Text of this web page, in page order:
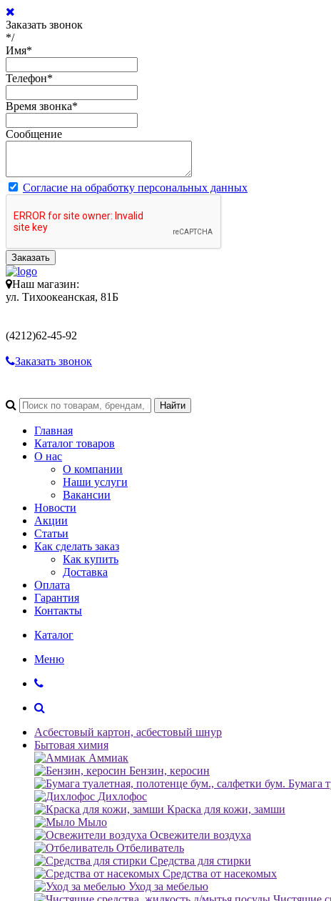
Заказать звонок
*/
Имя*
Телефон*
Время звонка*
Сообщение
Согласие на обработку персональных данных
Заказать
Наш магазин:
ул. Тихоокеанская, 81Б
(4212)62-45-92
Заказать звонок
Главная
Каталог товаров
О нас
О компании
Наши услуги
Вакансии
Новости
Акции
Статьи
Как сделать заказ
Как купить
Доставка
Оплата
Гарантия
Контакты
Каталог
Меню
Асбестовый картон, асбестовый шнур
Бытовая химия
Аммиак
Бензин, керосин
Бумага
Дихлофос
Краска для кожи, замши
Мыло
Освежители воздуха
Отбеливатель
Средства для стирки
Средства от насекомых
Уход за мебелью